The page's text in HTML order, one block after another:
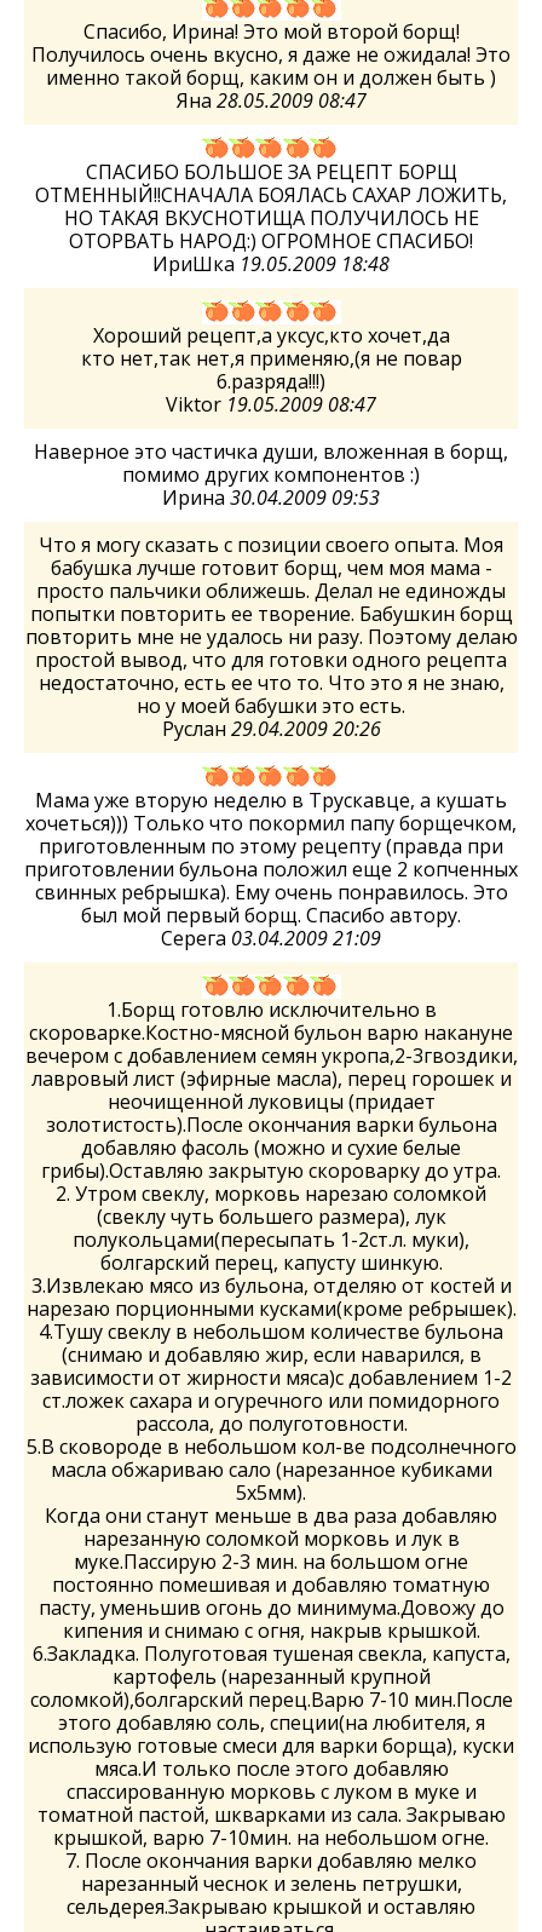
Спасибо, Ирина! Это мой второй борщ!
Получилось очень вкусно, я даже не ожидала! Это
именно такой борщ, каким он и должен быть )
Яна 28.05.2009 08:47
СПАСИБО БОЛЬШОЕ ЗА РЕЦЕПТ БОРЩ
ОТМЕННЫЙ!!СНАЧАЛА БОЯЛАСЬ САХАР ЛОЖИТЬ,
НО ТАКАЯ ВКУСНОТИЩА ПОЛУЧИЛОСЬ НЕ
ОТОРВАТЬ НАРОД:) ОГРОМНОЕ СПАСИБО!
ИриШка 19.05.2009 18:48
Хороший рецепт,а уксус,кто хочет,да
кто нет,так нет,я применяю,(я не повар
6.разряда!!!)
Viktor 19.05.2009 08:47
Наверное это частичка души, вложенная в борщ,
помимо других компонентов :)
Ирина 30.04.2009 09:53
Что я могу сказать с позиции своего опыта. Моя
бабушка лучше готовит борщ, чем моя мама -
просто пальчики оближешь. Делал не единожды
попытки повторить ее творение. Бабушкин борщ
повторить мне не удалось ни разу. Поэтому делаю
простой вывод, что для готовки одного рецепта
недостаточно, есть ее что то. Что это я не знаю,
но у моей бабушки это есть.
Руслан 29.04.2009 20:26
Мама уже вторую неделю в Трускавце, а кушать
хочеться))) Только что покормил папу борщечком,
приготовленным по этому рецепту (правда при
приготовлении бульона положил еще 2 копченных
свинных ребрышка). Ему очень понравилось. Это
был мой первый борщ. Спасибо автору.
Серега 03.04.2009 21:09
1.Борщ готовлю исключительно в
скороварке.Костно-мясной бульон варю накануне
вечером с добавлением семян укропа,2-3гвоздики,
лавровый лист (эфирные масла), перец горошек и
неочищенной луковицы (придает
золотистость).После окончания варки бульона
добавляю фасоль (можно и сухие белые
грибы).Оставляю закрытую скороварку до утра.
2. Утром свеклу, морковь нарезаю соломкой
(свеклу чуть большего размера), лук
полукольцами(пересыпать 1-2ст.л. муки),
болгарский перец, капусту шинкую.
3.Извлекаю мясо из бульона, отделяю от костей и
нарезаю порционными кусками(кроме ребрышек).
4.Тушу свеклу в небольшом количестве бульона
(снимаю и добавляю жир, если наварился, в
зависимости от жирности мяса)с добавлением 1-2
ст.ложек сахара и огуречного или помидорного
рассола, до полуготовности.
5.В сковороде в небольшом кол-ве подсолнечного
масла обжариваю сало (нарезанное кубиками
5х5мм).
Когда они станут меньше в два раза добавляю
нарезанную соломкой морковь и лук в
муке.Пассирую 2-3 мин. на большом огне
постоянно помешивая и добавляю томатную
пасту, уменьшив огонь до минимума.Довожу до
кипения и снимаю с огня, накрыв крышкой.
6.Закладка. Полуготовая тушеная свекла, капуста,
картофель (нарезанный крупной
соломкой),болгарский перец.Варю 7-10 мин.После
этого добавляю соль, специи(на любителя, я
использую готовые смеси для варки борща), куски
мяса.И только после этого добавляю
спассированную морковь с луком в муке и
томатной пастой, шкварками из сала. Закрываю
крышкой, варю 7-10мин. на небольшом огне.
7. После окончания варки добавляю мелко
нарезанный чеснок и зелень петрушки,
сельдерея.Закрываю крышкой и оставляю